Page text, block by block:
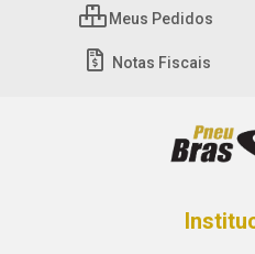
Meus Pedidos
Notas Fiscais